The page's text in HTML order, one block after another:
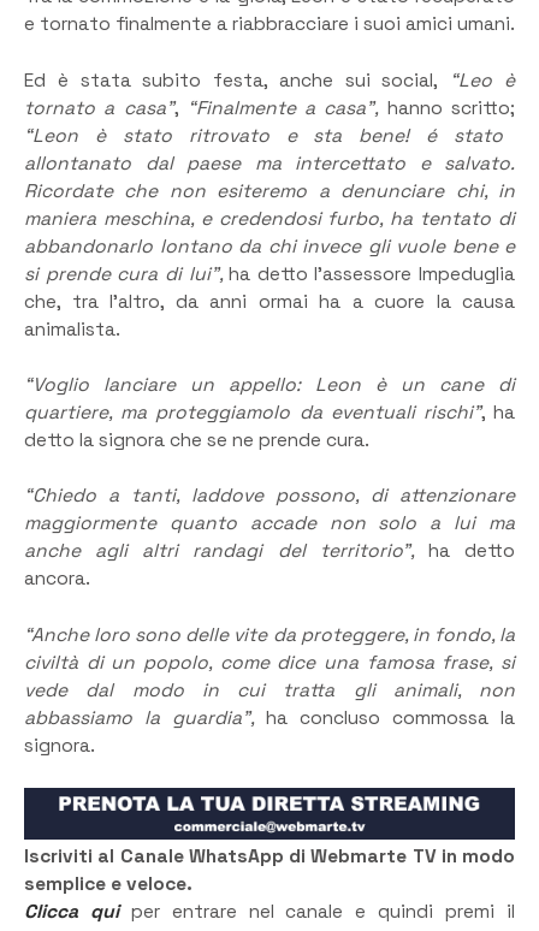
e tornato finalmente a riabbracciare i suoi amici umani.
Ed è stata subito festa, anche sui social, “Leo è
tornato a casa”, “Finalmente a casa”, hanno scritto;
“Leon è stato ritrovato e sta bene! é stato
allontanato dal paese ma intercettato e salvato.
Ricordate che non esiteremo a denunciare chi, in
maniera meschina, e credendosi furbo, ha tentato di
abbandonarlo lontano da chi invece gli vuole bene e
si prende cura di lui”,ha detto l’assessore Impeduglia
che, tra l’altro, da anni ormai ha a cuore la causa
animalista.
“Voglio lanciare un appello: Leon è un cane di
quartiere, ma proteggiamolo da eventuali rischi”, ha
detto la signora che se ne prende cura.
“Chiedo a tanti, laddove possono, di attenzionare
maggiormente quanto accade non solo a lui ma
anche agli altri randagi del territorio”, ha detto
ancora.
“Anche loro sono delle vite da proteggere, in fondo, la
civiltà di un popolo, come dice una famosa frase, si
vede dal modo in cui tratta gli animali, non
abbassiamo la guardia”, ha concluso commossa la
signora.
Iscriviti al Canale WhatsApp di Webmarte TV in modo
semplice e veloce.
Clicca quiper entrare nel canale e quindi premi il